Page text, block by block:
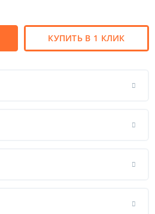
КУПИТЬ В 1 КЛИК